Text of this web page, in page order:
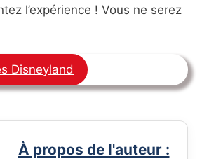
l’expérience ! Vous ne serez
Disneyland
À propos de l'auteur :